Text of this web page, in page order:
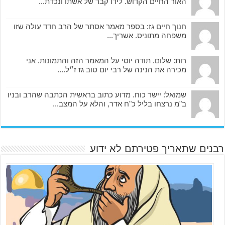
חנוך חיים גז: בספר מאמר אסתר של הרב חדד עולה שזו
משפחה מתוניס. אשריך...
רות: שלום. תודה יוסי על המאמר הזה והתמונות. אני
מכירה את הנינה של רבי יום טוב גז ז״ל....
שמואל: יישר כוח. מדוע כתוב בראשית הכתבה שהרב ובניו
ב"מ נרצחו בליל כ"ח אדר, והלא על המצב...
רבנים שתאריך פטירתם לא ידוע